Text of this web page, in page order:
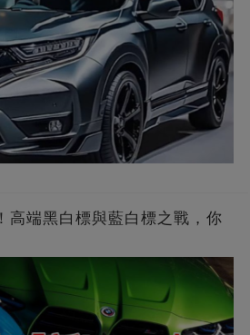
高端黑白標與藍白標之戰，你